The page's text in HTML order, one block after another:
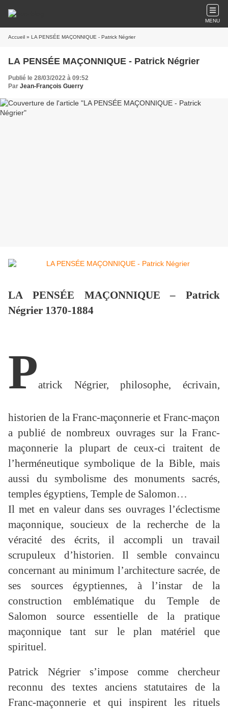
MENU
Accueil » LA PENSÉE MAÇONNIQUE - Patrick Négrier
LA PENSÉE MAÇONNIQUE - Patrick Négrier
Publié le 28/03/2022 à 09:52
Par Jean-François Guerry
LA PENSÉE MAÇONNIQUE – Patrick
Négrier 1370-1884
Patrick Négrier, philosophe, écrivain,
historien de la Franc-maçonnerie et Franc-maçon
a publié de nombreux ouvrages sur la Franc-
maçonnerie la plupart de ceux-ci traitent de
l’herméneutique symbolique de la Bible, mais
aussi du symbolisme des monuments sacrés,
temples égyptiens, Temple de Salomon…
Il met en valeur dans ses ouvrages l’éclectisme
maçonnique, soucieux de la recherche de la
véracité des écrits, il accompli un travail
scrupuleux d’historien. Il semble convaincu
concernant au minimum l’architecture sacrée, de
ses sources égyptiennes, à l’instar de la
construction emblématique du Temple de
Salomon source essentielle de la pratique
maçonnique tant sur le plan matériel que
spirituel.
Patrick Négrier s’impose comme chercheur
reconnu des textes anciens statutaires de la
Franc-maçonnerie et qui inspirent les rituels